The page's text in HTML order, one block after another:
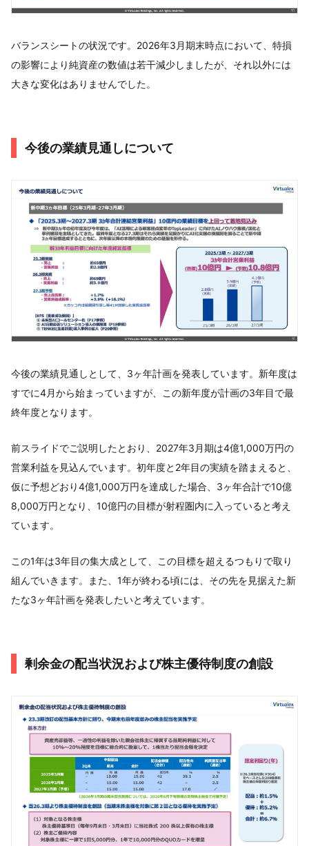
バランスシートの状況です。2026年3月期末時点において、特損
の影響により純資産の数値は若干減少しましたが、それ以外には
大きな変化はありませんでした。
今後の業績見通しについて
今後の業績見通しとして、3ヶ年計画を発表しています。新年度は
すでに4月から始まっていますが、この新年度が計画の3年目で最
終年度となります。
前スライドでご説明したとおり、2027年3月期は4億1,000万円の
営業利益を見込んでいます。初年度と2年目の実績を踏まえると、
仮に予想どおり4億1,000万円を達成した場合、3ヶ年合計で10億
8,000万円となり、10億円の目標が射程圏内に入っていると考え
ています。
この1年は3年目の集大成として、この目標を超えるつもりで取り
組んでいきます。また、1年が終わる頃には、その先を見据えた新
たな3ヶ年計画を発表したいと考えています。
剰余金の配当状況および株主優待制度の創設